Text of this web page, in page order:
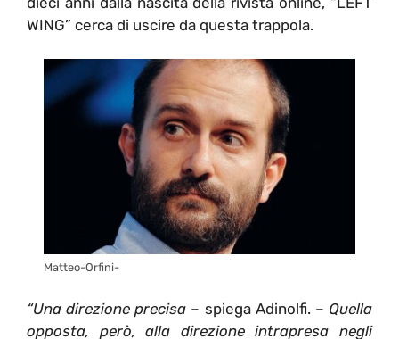
WING” cerca di uscire da questa trappola.
Matteo-Orfini-
“Una direzione precisa – spiega Adinolfi. – Quella
opposta, però, alla direzione intrapresa negli